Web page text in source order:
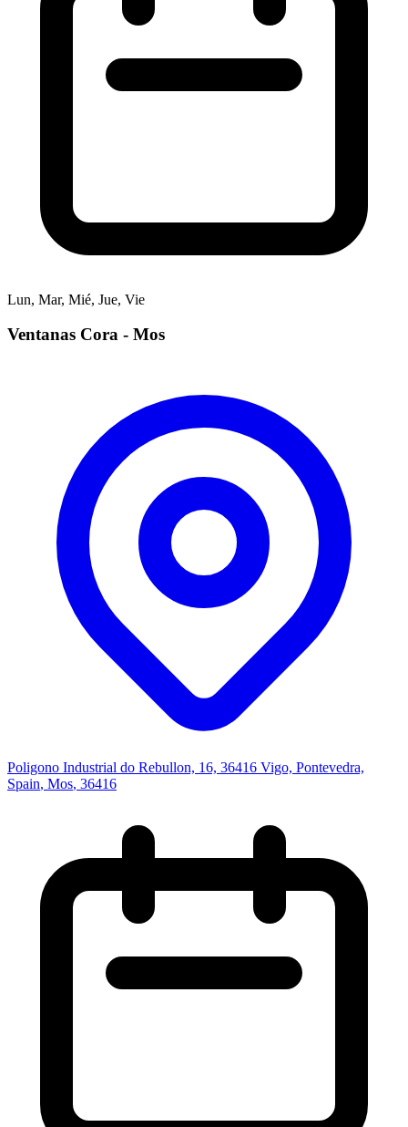
Lun, Mar, Mié, Jue, Vie
Ventanas Cora - Mos
Poligono Industrial do Rebullon, 16, 36416 Vigo, Pontevedra,
Spain, Mos, 36416